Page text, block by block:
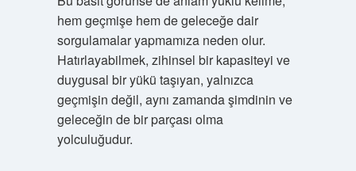
hem geçmişe hem de geleceğe dair
sorgulamalar yapmamıza neden olur.
Hatırlayabilmek, zihinsel bir kapasiteyi ve
duygusal bir yükü taşıyan, yalnızca
geçmişin değil, aynı zamanda şimdinin ve
geleceğin de bir parçası olma
yolculuğudur.